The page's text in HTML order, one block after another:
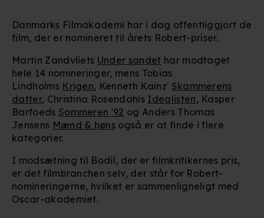
Danmarks Filmakademi har i dag offentliggjort de
film, der er nomineret til årets Robert-priser.
Martin Zandvliets Under sandet har modtaget
hele 14 nomineringer, mens Tobias
Lindholms Krigen, Kenneth Kainz' Skammerens
datter, Christina Rosendahls Idealisten, Kasper
Barfoeds Sommeren '92 og Anders Thomas
Jensens Mænd & høns også er at finde i flere
kategorier.
I modsætning til Bodil, der er filmkritikernes pris,
er det filmbranchen selv, der står for Robert-
nomineringerne, hvilket er sammenligneligt med
Oscar-akademiet.